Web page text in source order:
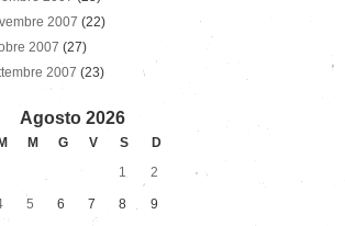
2007 (22)
2007 (27)
2007 (23)
Agosto 2026
M M G V S
D
1
2
5 6 7 8 9